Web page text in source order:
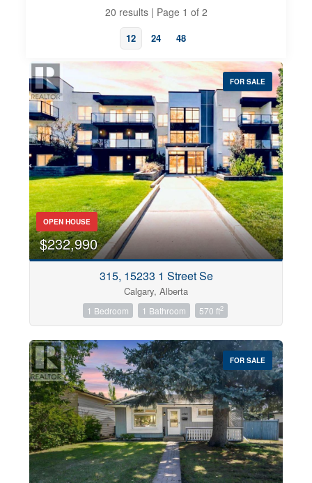
20 results | Page 1 of 2
12 24 48
Property Type
Business Type
Transaction Type
Construction Style
Bedrooms
0 10
Bathrooms
0 10
FOR SALE
OPEN HOUSE
$232,990
315, 15233 1 Street Se
Calgary, Alberta
1 Bedroom 1 Bathroom 570 ft2
FOR SALE